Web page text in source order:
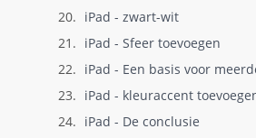
20. iPad - zwart-wit
21. iPad - Sfeer toevoegen
22. iPad - Een basis voor
23. iPad - kleuraccent
24. iPad - De conclusie